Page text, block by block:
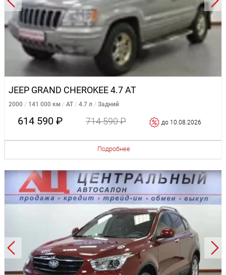
JEEP GRAND CHEROKEE 4.7 AT
2000 141 000 км AT 4.7 л Задний
614 590 ₽ 714 590 ₽ до 10.08.2026
Подробнее